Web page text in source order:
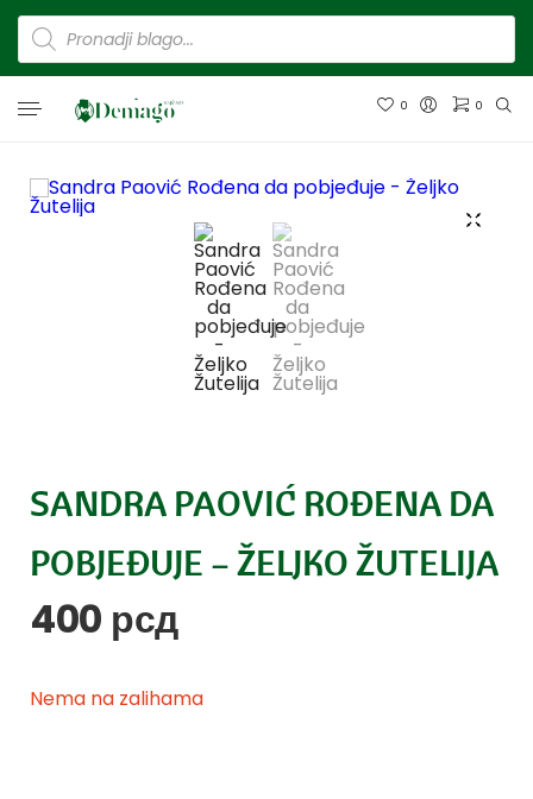
0 0
SANDRA PAOVIĆ ROĐENA DA
POBJEĐUJE – ŽELJKO ŽUTELIJA
400 рсд
Nema na zalihama